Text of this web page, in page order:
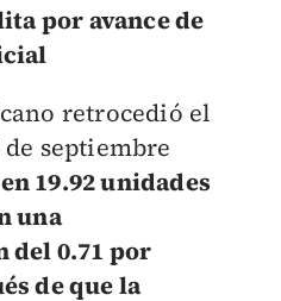
por avance de
retrocedió el
septiembre
19.92 unidades
una
del 0.71 por
de que la